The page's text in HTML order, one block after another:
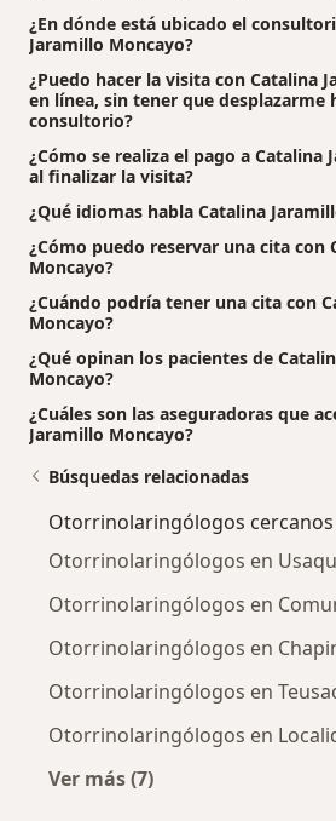
¿En dónde está ubicado el
Jaramillo Moncayo?
¿Puedo hacer la visita con Catalina
en línea, sin tener que desplazarme
consultorio?
¿Cómo se realiza el pago a Catalina
al finalizar la visita?
¿Qué idiomas habla Catalina
¿Cómo puedo reservar una cita con
Moncayo?
¿Cuándo podría tener una cita con
Moncayo?
¿Qué opinan los pacientes de
Moncayo?
¿Cuáles son las aseguradoras que
Jaramillo Moncayo?
Búsquedas relacionadas
Otorrinolaringólogos cercanos
Otorrinolaringólogos en
Otorrinolaringólogos en
Otorrinolaringólogos en
Otorrinolaringólogos en
Otorrinolaringólogos en
Ver más (7)